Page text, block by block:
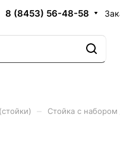
8 (8453) 56-48-58
Стойка с